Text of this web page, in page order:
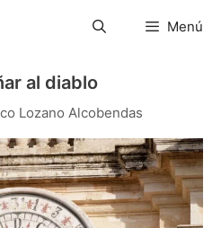
Menú
al diablo
Lozano Alcobendas